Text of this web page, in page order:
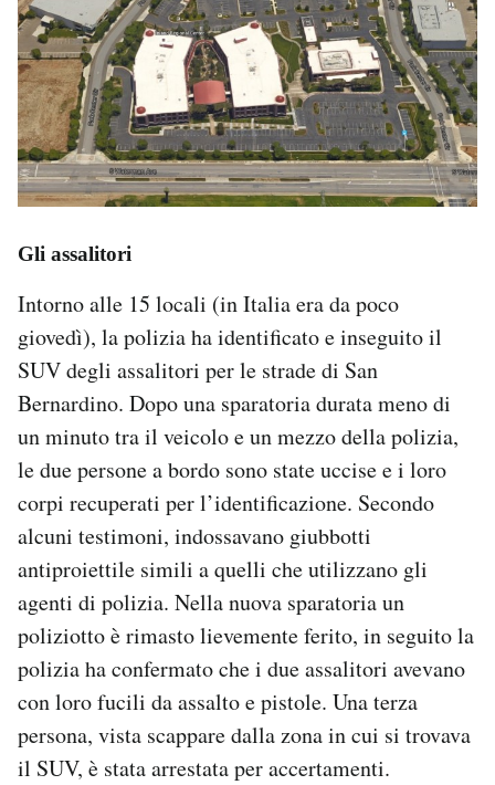
Gli assalitori
Intorno alle 15 locali (in Italia era da poco
giovedì), la polizia ha identificato e inseguito il
SUV degli assalitori per le strade di San
Bernardino. Dopo una sparatoria durata meno di
un minuto tra il veicolo e un mezzo della polizia,
le due persone a bordo sono state uccise e i loro
corpi recuperati per l’identificazione. Secondo
alcuni testimoni, indossavano giubbotti
antiproiettile simili a quelli che utilizzano gli
agenti di polizia. Nella nuova sparatoria un
poliziotto è rimasto lievemente ferito, in seguito la
polizia ha confermato che i due assalitori avevano
con loro fucili da assalto e pistole. Una terza
persona, vista scappare dalla zona in cui si trovava
il SUV, è stata arrestata per accertamenti.